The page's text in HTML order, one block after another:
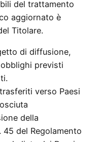
del trattamento
aggiornato è
Titolare.
di diffusione,
previsti
verso Paesi
della
del Regolamento